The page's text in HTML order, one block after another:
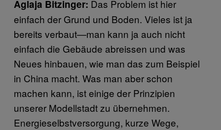
Aglaja Bitzinger: Das Problem ist hier
einfach der Grund und Boden. Vieles ist ja
bereits verbaut—man kann ja auch nicht
einfach die Gebäude abreissen und was
Neues hinbauen, wie man das zum Beispiel
in China macht. Was man aber schon
machen kann, ist einige der Prinzipien
unserer Modellstadt zu übernehmen.
Energieselbstversorgung, kurze Wege,